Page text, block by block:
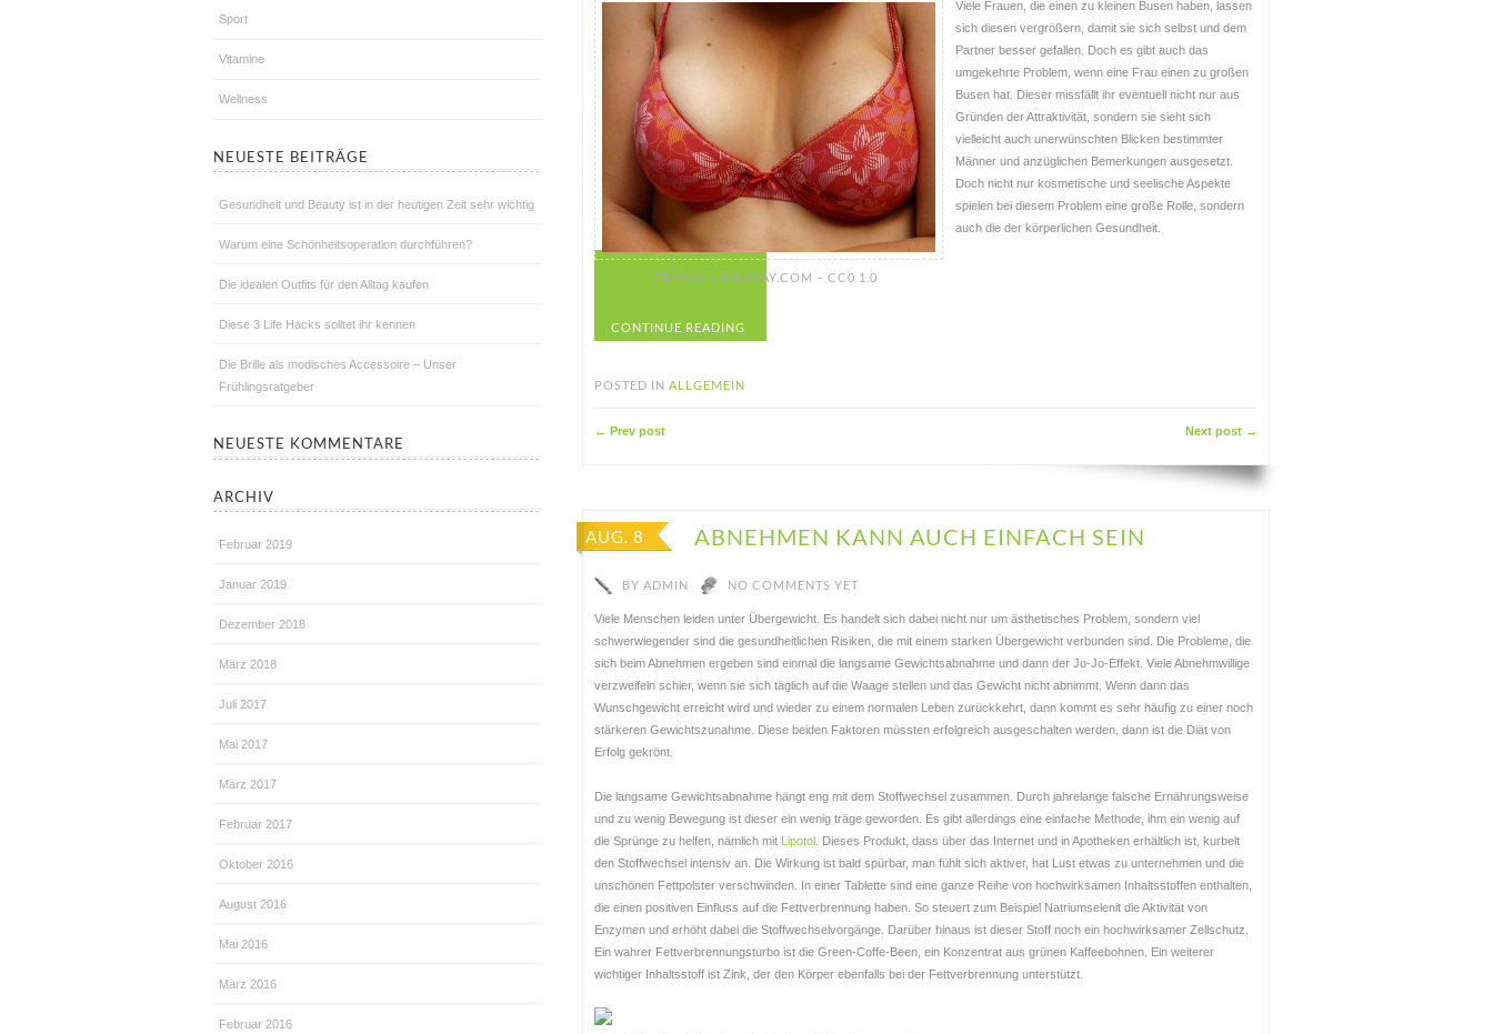
FRANIO – PIXABAY.COM – CC0 1.0
Viele Frauen, die einen zu kleinen Busen haben, lassen
sich diesen vergrößern, damit sie sich selbst und dem
Partner besser gefallen. Doch es gibt auch das
umgekehrte Problem, wenn eine Frau einen zu großen
Busen hat. Dieser missfällt ihr eventuell nicht nur aus
Gründen der Attraktivität, sondern sie sieht sich
vielleicht auch unerwünschten Blicken bestimmter
Männer und anzüglichen Bemerkungen ausgesetzt.
Doch nicht nur kosmetische und seelische Aspekte
spielen bei diesem Problem eine große Rolle, sondern
auch die der körperlichen Gesundheit.
CONTINUE READING
POSTED IN ALLGEMEIN
← Prev post Next post →
AUG. 8 ABNEHMEN KANN AUCH EINFACH SEIN
BY ADMIN NO COMMENTS YET
Viele Menschen leiden unter Übergewicht. Es handelt sich dabei nicht nur um ästhetisches Problem, sondern viel
schwerwiegender sind die gesundheitlichen Risiken, die mit einem starken Übergewicht verbunden sind. Die Probleme, die
sich beim Abnehmen ergeben sind einmal die langsame Gewichtsabnahme und dann der Jo-Jo-Effekt. Viele Abnehmwillige
verzweifeln schier, wenn sie sich täglich auf die Waage stellen und das Gewicht nicht abnimmt. Wenn dann das
Wunschgewicht erreicht wird und wieder zu einem normalen Leben zurückkehrt, dann kommt es sehr häufig zu einer noch
stärkeren Gewichtszunahme. Diese beiden Faktoren müssten erfolgreich ausgeschalten werden, dann ist die Diät von
Erfolg gekrönt.
Die langsame Gewichtsabnahme hängt eng mit dem Stoffwechsel zusammen. Durch jahrelange falsche Ernährungsweise
und zu wenig Bewegung ist dieser ein wenig träge geworden. Es gibt allerdings eine einfache Methode, ihm ein wenig auf
die Sprünge zu helfen, nämlich mit Lipotol . Dieses Produkt, dass über das Internet und in Apotheken erhältlich ist, kurbelt
den Stoffwechsel intensiv an. Die Wirkung ist bald spürbar, man fühlt sich aktiver, hat Lust etwas zu unternehmen und die
unschönen Fettpolster verschwinden. In einer Tablette sind eine ganze Reihe von hochwirksamen Inhaltsstoffen enthalten,
die einen positiven Einfluss auf die Fettverbrennung haben. So steuert zum Beispiel Natriumselenit die Aktivität von
Enzymen und erhöht dabei die Stoffwechselvorgänge. Darüber hinaus ist dieser Stoff noch ein hochwirksamer Zellschutz.
Ein wahrer Fettverbrennungsturbo ist die Green-Coffe-Been, ein Konzentrat aus grünen Kaffeebohnen. Ein weiterer
wichtiger Inhaltsstoff ist Zink, der den Körper ebenfalls bei der Fettverbrennung unterstützt.
Sport
Vitamine
Wellness
NEUESTE BEITRÄGE
Gesundheit und Beauty ist in der heutigen Zeit sehr wichtig
Warum eine Schönheitsoperation durchführen?
Die idealen Outfits für den Alltag kaufen
Diese 3 Life Hacks solltet ihr kennen
Die Brille als modisches Accessoire – Unser
Frühlingsratgeber
NEUESTE KOMMENTARE
ARCHIV
Februar 2019
Januar 2019
Dezember 2018
März 2018
Juli 2017
Mai 2017
März 2017
Februar 2017
Oktober 2016
August 2016
Mai 2016
März 2016
Februar 2016